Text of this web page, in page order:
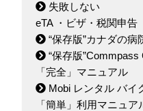
失敗しない
eTA ・ビザ・税関申告
“保存版”カナダの
“保存版”Commpass
「完全」マニュアル
Mobi レンタル バイ
「簡単」利用マニュア